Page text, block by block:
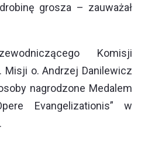
grosza – zauważał
Komisji
Misji o. Andrzej Danilewicz
nagrodzone Medalem
Evangelizationis” w